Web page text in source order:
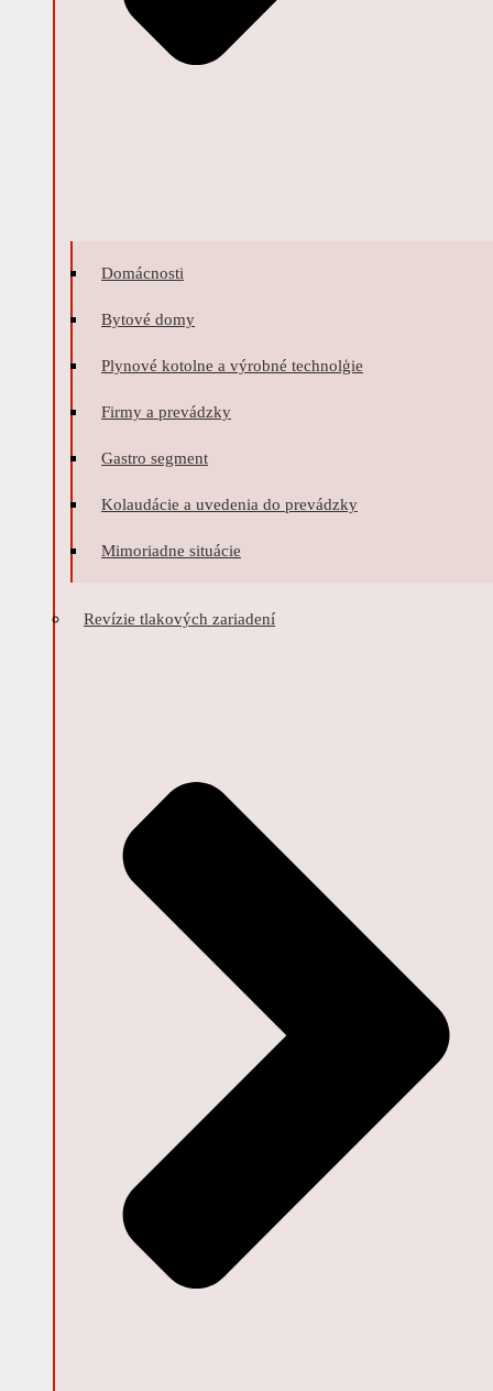
Domácnosti
Bytové domy
Plynové kotolne a výrobné technolģie
Firmy a prevádzky
Gastro segment
Kolaudácie a uvedenia do prevádzky
Mimoriadne situácie
Revízie tlakových zariadení